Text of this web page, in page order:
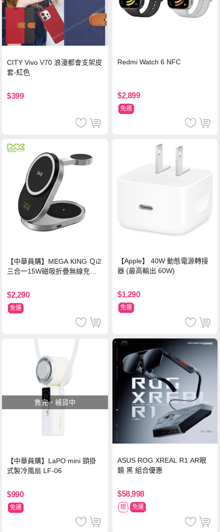
CITY Vivo V70 浪漫都會支架皮
套-紅色
$399
Redmi Watch 6 NFC
$2,899
免運
【中華員購】MEGA KING Ｑi2
三合一15W磁吸折疊無線充電
$2,290
免運
【Apple】 40W 動態電源轉接
器 (最高輸出 60W)
$1,290
免運
售完，補貨中
【中華員購】LaPO mini 頸掛
式製冷風扇 LF-06
$990
免運
ASUS ROG XREAL R1 AR眼
鏡 黑 組合優惠
$58,998
贈 免運